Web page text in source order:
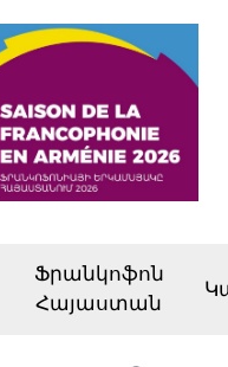
Ֆրանկոֆոն
Հայաստան